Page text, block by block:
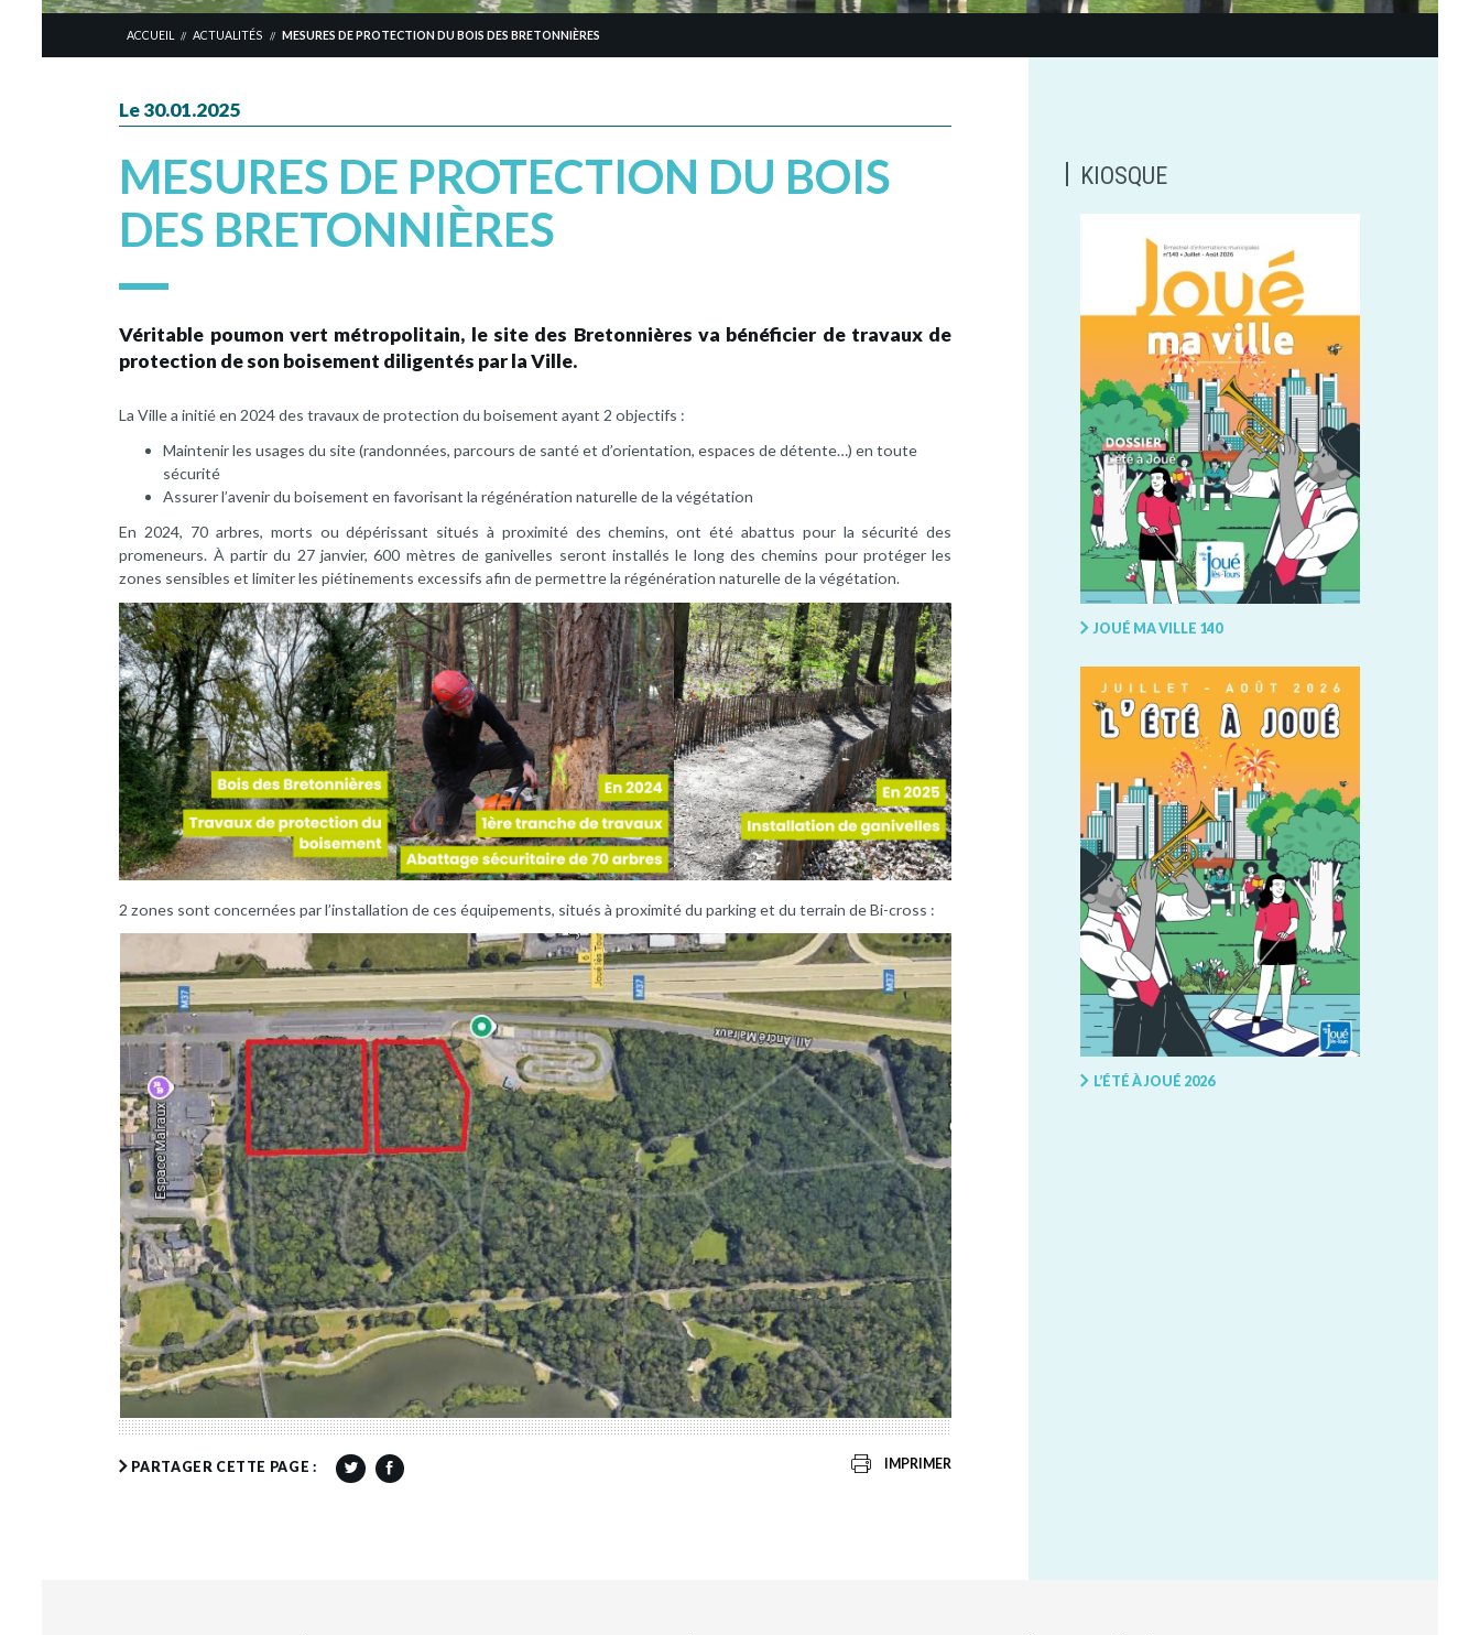
ACCUEIL // ACTUALITÉS // MESURES DE PROTECTION DU BOIS DES BRETONNIÈRES
Le 30.01.2025
MESURES DE PROTECTION DU BOIS
DES BRETONNIÈRES
Véritable poumon vert métropolitain, le site des Bretonnières va bénéficier de travaux de
protection de son boisement diligentés par la Ville.
La Ville a initié en 2024 des travaux de protection du boisement ayant 2 objectifs :
Maintenir les usages du site (randonnées, parcours de santé et d’orientation, espaces de détente…) en toute
sécurité
Assurer l’avenir du boisement en favorisant la régénération naturelle de la végétation
En 2024, 70 arbres, morts ou dépérissant situés à proximité des chemins, ont été abattus pour la sécurité des
promeneurs. À partir du 27 janvier, 600 mètres de ganivelles seront installés le long des chemins pour protéger les
zones sensibles et limiter les piétinements excessifs afin de permettre la régénération naturelle de la végétation.
2 zones sont concernées par l’installation de ces équipements, situés à proximité du parking et du terrain de Bi-cross :
PARTAGER CETTE PAGE : IMPRIMER
KIOSQUE
JOUÉ MA VILLE 140
L’ÉTÉ À JOUÉ 2026